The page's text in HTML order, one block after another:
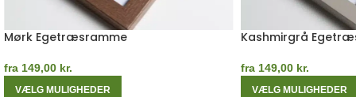
Mørk Egetræsramme
fra 149,00 kr.
VÆLG MULIGHEDER
Kashmirgrå
fra 149,00 kr.
VÆLG MULIGHEDER